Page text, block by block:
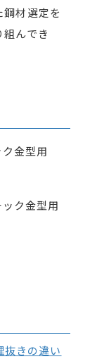
材選定を
んでき
金型用
ク金型用
抜きの違い